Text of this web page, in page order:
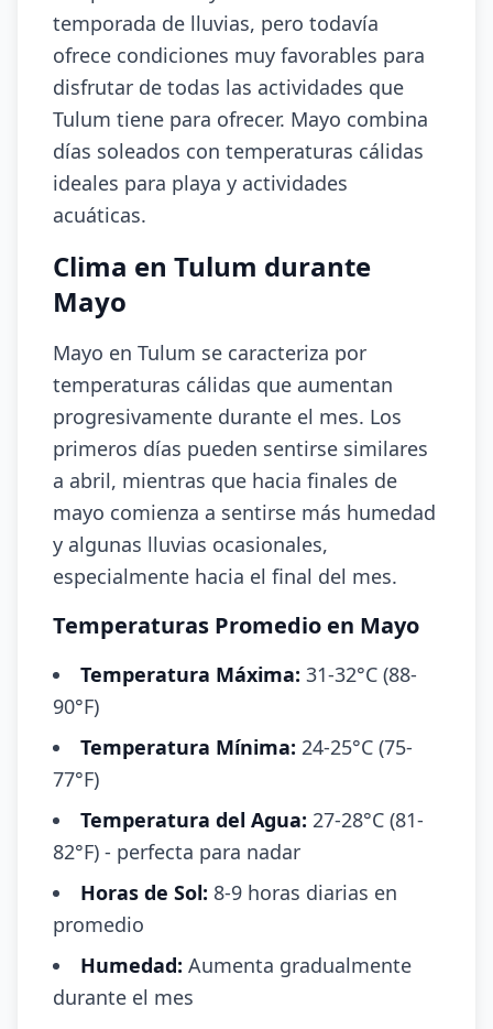
temporada de lluvias, pero todavía
ofrece condiciones muy favorables para
disfrutar de todas las actividades que
Tulum tiene para ofrecer. Mayo combina
días soleados con temperaturas cálidas
ideales para playa y actividades
acuáticas.
Clima en Tulum durante
Mayo
Mayo en Tulum se caracteriza por
temperaturas cálidas que aumentan
progresivamente durante el mes. Los
primeros días pueden sentirse similares
a abril, mientras que hacia finales de
mayo comienza a sentirse más humedad
y algunas lluvias ocasionales,
especialmente hacia el final del mes.
Temperaturas Promedio en Mayo
Temperatura Máxima: 31-32°C (88-
90°F)
Temperatura Mínima: 24-25°C (75-
77°F)
Temperatura del Agua: 27-28°C (81-
82°F) - perfecta para nadar
Horas de Sol: 8-9 horas diarias en
promedio
Humedad: Aumenta gradualmente
durante el mes